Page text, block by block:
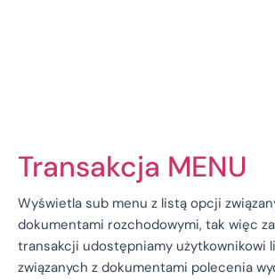
Transakcja MENU
Wyświetla sub menu z listą opcji
dokumentami rozchodowymi, tak więc
transakcji udostępniamy użytkownikowi
związanych z dokumentami polecenia